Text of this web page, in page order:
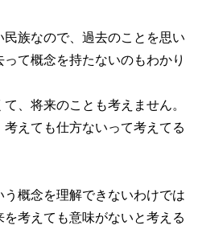
民族なので、過去のことを思い
て概念を持たないのもわかり
、将来のことも考えません。
えても仕方ないって考えてる
う概念を理解できないわけでは
考えても意味がないと考える